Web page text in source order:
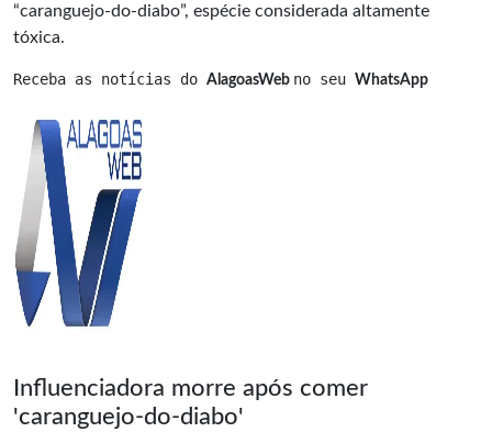
“caranguejo-do-diabo”, espécie considerada altamente
tóxica.
Receba as notícias do AlagoasWeb no seu WhatsApp
Influenciadora morre após comer
'caranguejo-do-diabo'